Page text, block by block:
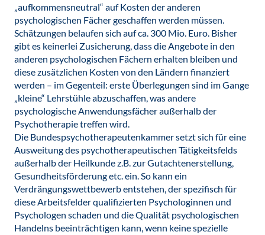
„aufkommensneutral“ auf Kosten der anderen
psychologischen Fächer geschaffen werden müssen.
Schätzungen belaufen sich auf ca. 300 Mio. Euro. Bisher
gibt es keinerlei Zusicherung, dass die Angebote in den
anderen psychologischen Fächern erhalten bleiben und
diese zusätzlichen Kosten von den Ländern finanziert
werden – im Gegenteil: erste Überlegungen sind im Gange
„kleine“ Lehrstühle abzuschaffen, was andere
psychologische Anwendungsfächer außerhalb der
Psychotherapie treffen wird.
Die Bundespsychotherapeutenkammer setzt sich für eine
Ausweitung des psychotherapeutischen Tätigkeitsfelds
außerhalb der Heilkunde z.B. zur Gutachtenerstellung,
Gesundheitsförderung etc. ein. So kann ein
Verdrängungswettbewerb entstehen, der spezifisch für
diese Arbeitsfelder qualifizierten Psychologinnen und
Psychologen schaden und die Qualität psychologischen
Handelns beeinträchtigen kann, wenn keine spezielle